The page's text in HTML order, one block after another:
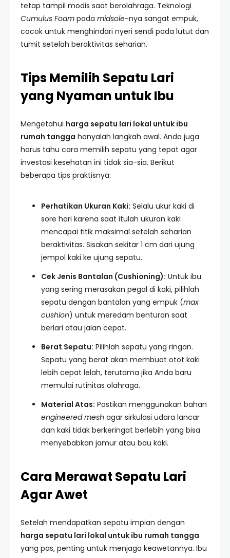
tetap tampil modis saat berolahraga. Teknologi
Cumulus Foam pada midsole-nya sangat empuk,
cocok untuk menghindari nyeri sendi pada lutut dan
tumit setelah beraktivitas seharian.
Tips Memilih Sepatu Lari
yang Nyaman untuk Ibu
Mengetahui harga sepatu lari lokal untuk ibu
rumah tangga hanyalah langkah awal. Anda juga
harus tahu cara memilih sepatu yang tepat agar
investasi kesehatan ini tidak sia-sia. Berikut
beberapa tips praktisnya:
Perhatikan Ukuran Kaki: Selalu ukur kaki di
sore hari karena saat itulah ukuran kaki
mencapai titik maksimal setelah seharian
beraktivitas. Sisakan sekitar 1 cm dari ujung
jempol kaki ke ujung sepatu.
Cek Jenis Bantalan (Cushioning): Untuk ibu
yang sering merasakan pegal di kaki, pilihlah
sepatu dengan bantalan yang empuk (max
cushion) untuk meredam benturan saat
berlari atau jalan cepat.
Berat Sepatu: Pilihlah sepatu yang ringan.
Sepatu yang berat akan membuat otot kaki
lebih cepat lelah, terutama jika Anda baru
memulai rutinitas olahraga.
Material Atas: Pastikan menggunakan bahan
engineered mesh agar sirkulasi udara lancar
dan kaki tidak berkeringat berlebih yang bisa
menyebabkan jamur atau bau kaki.
Cara Merawat Sepatu Lari
Agar Awet
Setelah mendapatkan sepatu impian dengan
harga sepatu lari lokal untuk ibu rumah tangga
yang pas, penting untuk menjaga keawetannya. Ibu